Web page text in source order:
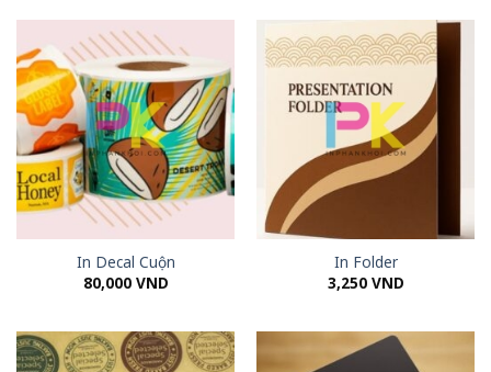
In Decal Cuộn
80,000 VND
In Folder
3,250 VND